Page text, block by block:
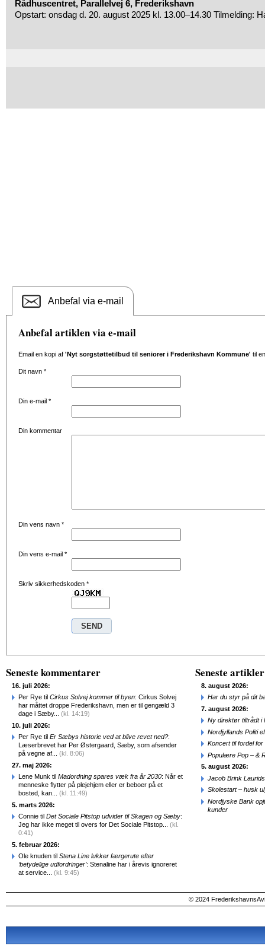
Rådhuscentret, Parallelvej 6, Frederikshavn
Opstart: onsdag d. 20. august 2025 kl. 13.00–14.30 Tilmelding:
Anbefal via e-mail
Anbefal artiklen via e-mail
Email en kopi af 'Nyt sorgstøttetilbud til seniorer i Frederikshavn Kommune' til
Dit navn *
Din e-mail *
Din kommentar
Din vens navn *
Din vens e-mail *
Skriv sikkerhedskoden *
Seneste kommentarer
16. juli 2026:
Per Rye til Cirkus Solvej kommer til byen: Cirkus Solvej
har måttet droppe Frederikshavn, men er til gengæld 3
dage i Sæby... (kl. 14:19)
10. juli 2026:
Per Rye til Er Sæbys historie ved at blive revet ned?:
Læserbrevet har Per Østergaard, Sæby, som afsender
på vegne af... (kl. 8:06)
27. maj 2026:
Lene Munk til Madordning spares væk fra år 2030: Når et
menneske flytter på plejehjem eller er beboer på et
bosted, kan... (kl. 11:49)
5. marts 2026:
Connie til Det Sociale Pitstop udvider til Skagen og Sæby:
Jeg har ikke meget til overs for Det Sociale Pitstop... (kl.
0:41)
5. februar 2026:
Ole knuden til Stena Line lukker færgerute efter
‘betydelige udfordringer’: Stenaline har i årevis ignoreret
at service... (kl. 9:45)
Seneste artikler
8. august 2026:
Har du styr på dit
7. august 2026:
Ny direktør tiltrådt i
Nordjyllands Politi
Koncert til fordel
Populære Pop – &
5. august 2026:
Jacob Brink
Skolestart – husk
Nordjyske Bank
kunder
© 2024